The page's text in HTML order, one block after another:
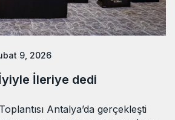
9, 2026
İleriye dedi
Antalya’da gerçekleşti